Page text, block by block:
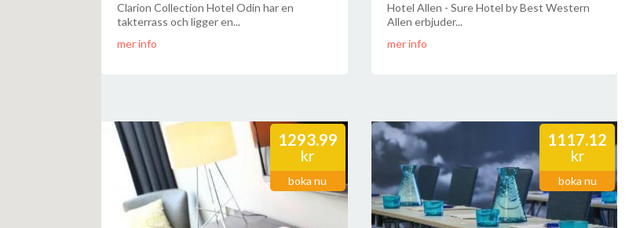
Clarion Collection Hotel Odin har en
takterrass och ligger en...
mer info
Hotel Allen - Sure Hotel by Best Western
Allen erbjuder...
mer info
1293.99
kr
boka nu
1117.12
kr
boka nu